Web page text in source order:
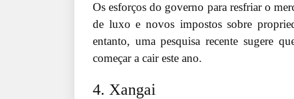
Os esforços do governo para resfriar o
de luxo e novos impostos sobre
entanto, uma pesquisa recente sugere
começar a cair este ano.
4. Xangai